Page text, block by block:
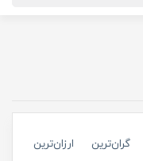
گران‌ترین ارزان‌ترین